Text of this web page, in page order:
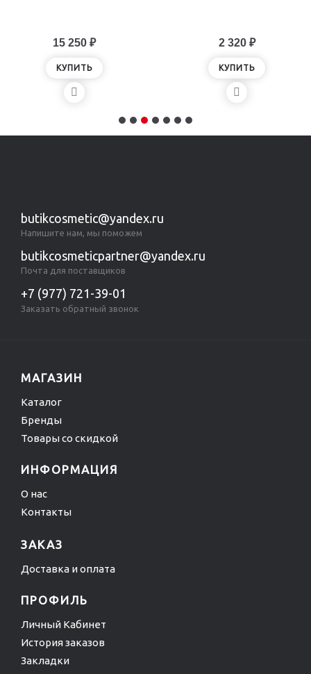
15 250 ₽
КУПИТЬ
2 320 ₽
КУПИТЬ
butikcosmetic@yandex.ru
Напишите нам, мы поможем
butikcosmeticpartner@yandex.ru
Почта для поставщиков
+7 (977) 721-39-01
Заказать обратный звонок
МАГАЗИН
Каталог
Бренды
Товары со скидкой
ИНФОРМАЦИЯ
О нас
Контакты
ЗАКАЗ
Доставка и оплата
ПРОФИЛЬ
Личный Кабинет
История заказов
Закладки